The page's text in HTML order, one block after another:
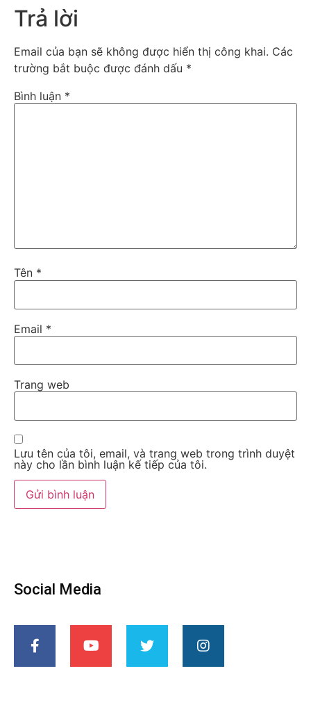
Trả lời
Email của bạn sẽ không được hiển thị công khai. Các
trường bắt buộc được đánh dấu *
Bình luận *
Tên *
Email *
Trang web
Lưu tên của tôi, email, và trang web trong trình duyệt
này cho lần bình luận kế tiếp của tôi.
Social Media